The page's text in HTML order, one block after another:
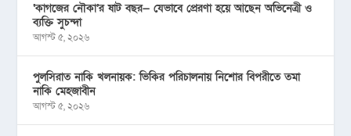
‘কাগজের নৌকা’র ষাট বছর— যেভাবে প্রেরণা হয়ে আছেন অভিনেত্রী ও
ব্যক্তি সুচন্দা
আগস্ট ৫, ২০২৬
পুলসিরাত নাকি খলনায়ক: ভিকির পরিচালনায় নিশোর বিপরীতে তমা
নাকি মেহজাবীন
আগস্ট ৫, ২০২৬